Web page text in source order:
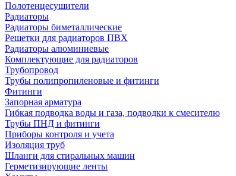
Полотенцесушители
Радиаторы
Радиаторы биметаллические
Решетки для радиаторов ПВХ
Радиаторы алюминиевые
Комплектующие для радиаторов
Трубопровод
Трубы полипропиленовые и фитинги
Фитинги
Запорная арматура
Гибкая подводка воды и газа, подводки к смесителю
Трубы ПНД и фитинги
Приборы контроля и учета
Изоляция труб
Шланги для стиральных машин
Герметизирующие ленты